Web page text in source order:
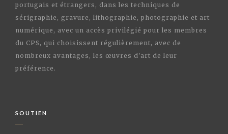
portugais et étrangers, dans les techniques de
sérigraphie, gravure, lithographie, photographie et art
numérique, avec un accès privilégié pour les membres
du CPS, qui choisissent régulièrement, avec de
nombreux avantages, les œuvres d'art de leur
préférence.
SOUTIEN